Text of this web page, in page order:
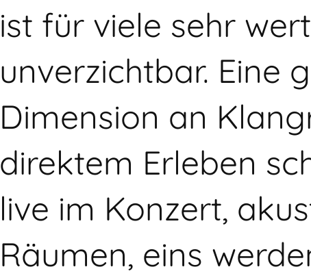
ist für viele sehr
unverzichtbar. Eine
Dimension an
direktem Erleben
live im Konzert,
Räumen, eins